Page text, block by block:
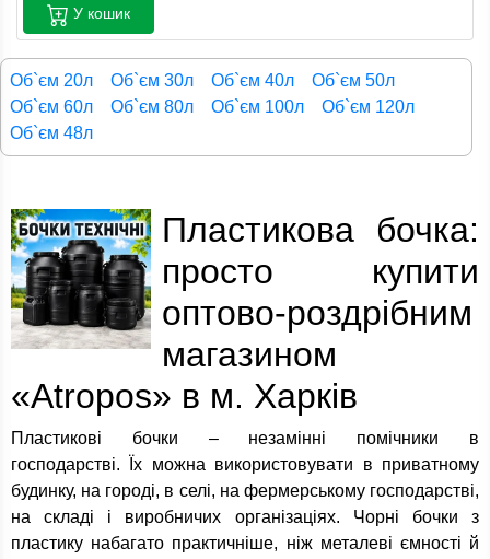
У кошик
Об`єм 20л Об`єм 30л Об`єм 40л
Об`єм 50л
Об`єм 60л
Об`єм 80л Об`єм 100л
Об`єм 120л
Об`єм 48л
Пластикова бочка:
просто купити
оптово-роздрібним
магазином
«Atropos» в м. Харків
Пластикові бочки – незамінні помічники в
господарстві. Їх можна використовувати в приватному
будинку, на городі, в селі, на фермерському господарстві,
на складі і виробничих організаціях. Чорні бочки з
пластику набагато практичніше, ніж металеві ємності й